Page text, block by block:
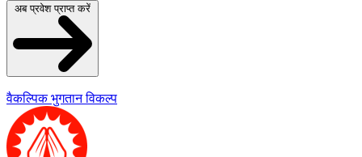
वैकल्पिक भुगतान विकल्प